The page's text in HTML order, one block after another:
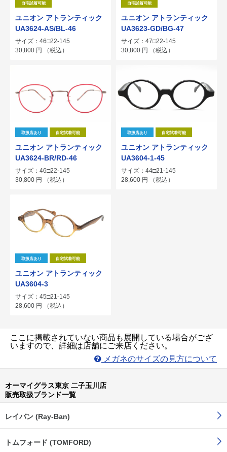
自宅試着可能
ユニオン アトランティック
UA3624-AS/BL-46
サイズ：46□22-145
30,800 円 （税込）
自宅試着可能
ユニオン アトランティック
UA3623-GD/BG-47
サイズ：47□22-145
30,800 円 （税込）
取扱店あり 自宅試着可能
ユニオン アトランティック
UA3624-BR/RD-46
サイズ：46□22-145
30,800 円 （税込）
取扱店あり 自宅試着可能
ユニオン アトランティック
UA3604-1-45
サイズ：44□21-145
28,600 円 （税込）
取扱店あり 自宅試着可能
ユニオン アトランティック
UA3604-3
サイズ：45□21-145
28,600 円 （税込）
ここに掲載されていない商品も展開している場合がござ
いますので、詳細は店舗にご来店ください。
メガネのサイズの見方について
オーマイグラス東京 二子玉川店
販売取扱ブランド一覧
レイバン (Ray-Ban)
トムフォード (TOMFORD)